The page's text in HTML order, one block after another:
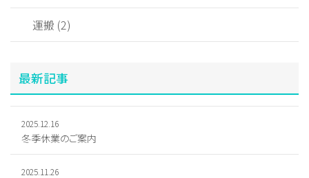
運搬 (2)
最新記事
2025.12.16
冬季休業のご案内
2025.11.26